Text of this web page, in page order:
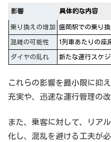
影響 具体的な内容
乗り換えの増加 盛岡駅での乗り
混雑の可能性 1列車あたりの座
ダイヤの乱れ 新たな運行スケ
これらの影響を最小限に抑
充実や、迅速な運行管理の
また、乗客に対して、リア
化し、混乱を避ける工夫が必